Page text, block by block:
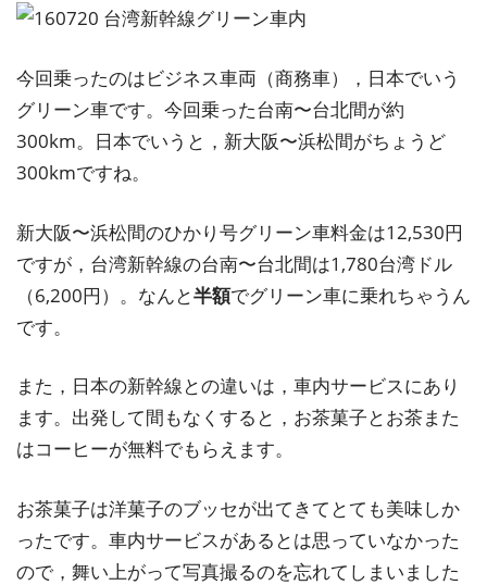
今回乗ったのはビジネス車両（商務車），日本でいう
グリーン車です。今回乗った台南〜台北間が約
300km。日本でいうと，新大阪〜浜松間がちょうど
300kmですね。
新大阪〜浜松間のひかり号グリーン車料金は12,530円
ですが，台湾新幹線の台南〜台北間は1,780台湾ドル
（6,200円）。なんと半額でグリーン車に乗れちゃうん
です。
また，日本の新幹線との違いは，車内サービスにあり
ます。出発して間もなくすると，お茶菓子とお茶また
はコーヒーが無料でもらえます。
お茶菓子は洋菓子のブッセが出てきてとても美味しか
ったです。車内サービスがあるとは思っていなかった
ので，舞い上がって写真撮るのを忘れてしまいました